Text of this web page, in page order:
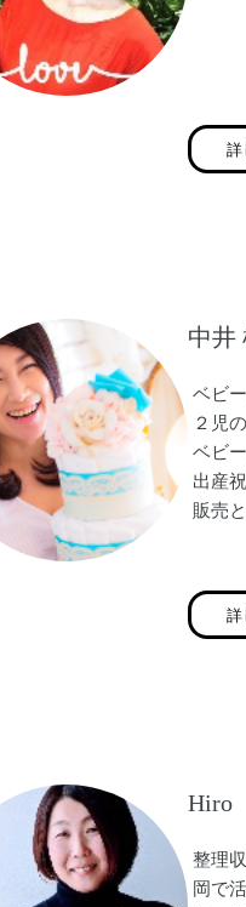
詳
中井
ベビ
２児
ベビ
出産
販売
新し
アメ
詳
Hiro
整理
岡で